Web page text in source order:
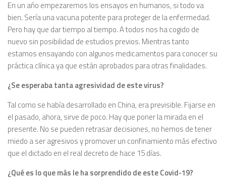
En un año empezaremos los ensayos en humanos, si todo va
bien. Sería una vacuna potente para proteger de la enfermedad.
Pero hay que dar tiempo al tiempo. A todos nos ha cogido de
nuevo sin posibilidad de estudios previos. Mientras tanto
estamos ensayando con algunos medicamentos para conocer su
práctica clínica ya que están aprobados para otras finalidades.
¿Se esperaba tanta agresividad de este virus?
Tal como se había desarrollado en China, era previsible. Fijarse en
el pasado, ahora, sirve de poco. Hay que poner la mirada en el
presente. No se pueden retrasar decisiones, no hemos de tener
miedo a ser agresivos y promover un confinamiento más efectivo
que el dictado en el real decreto de hace 15 días.
¿Qué es lo que más le ha sorprendido de este Covid-19?